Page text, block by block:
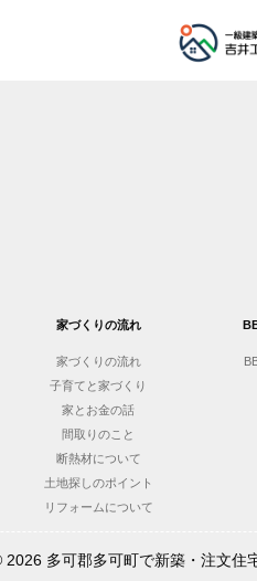
家づくりの流れ
家づくりの流れ
子育てと家づくり
家とお金の話
間取りのこと
断熱材について
土地探しのポイント
リフォームについて
多可郡多可町で新築・注文住